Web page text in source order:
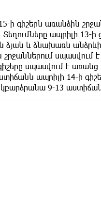
ի գիշերն առանձին
ապրիլի 13-ի
և ձնախառն
սպասվում
սպասվում է
ապրիլի 14-ի
9-13